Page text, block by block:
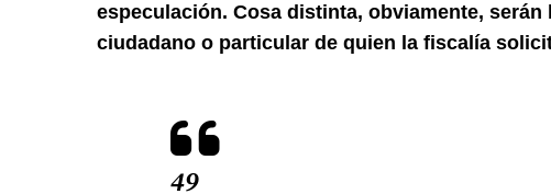
especulación. Cosa distinta, obviamente,
ciudadano o particular de quien la fiscalía
49